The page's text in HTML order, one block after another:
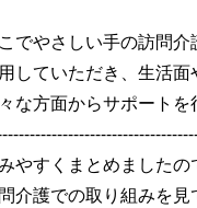
でやさしい手の訪問介
していただき、生活面
な方面からサポートを
やすくまとめました
介護での取り組みを